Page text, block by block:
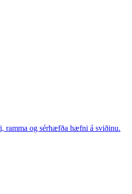
og sérhæfða hæfni á sviðinu.